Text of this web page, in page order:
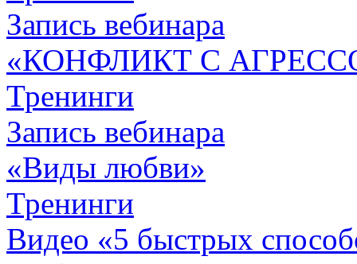
Запись вебинара
«КОНФЛИКТ С
Тренинги
Запись вебинара
«Виды любви»
Тренинги
Видео «5 быстрых